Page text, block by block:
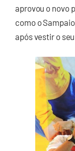
aprovou o novo
como o
após vestir o